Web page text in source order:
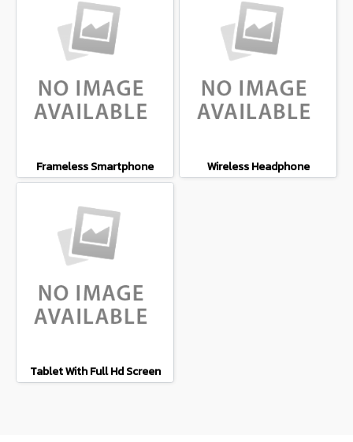
Frameless Smartphone Wireless Headphone
Tablet With Full Hd Screen